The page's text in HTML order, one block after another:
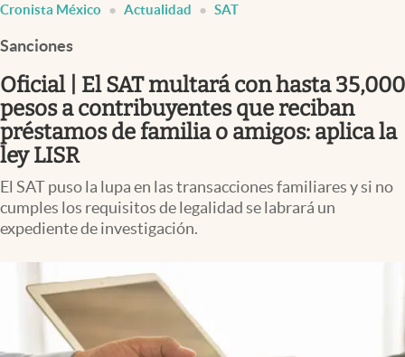
Pc y celular
Vida y estilo
Clima
Espiritualidad
abre en nueva pestaña
México
Cronista México Actualidad SAT
Sanciones
Oficial | El SAT multará con hasta 35,000
pesos a contribuyentes que reciban
préstamos de familia o amigos: aplica la
ley LISR
El SAT puso la lupa en las transacciones familiares y si no
cumples los requisitos de legalidad se labrará un
expediente de investigación.